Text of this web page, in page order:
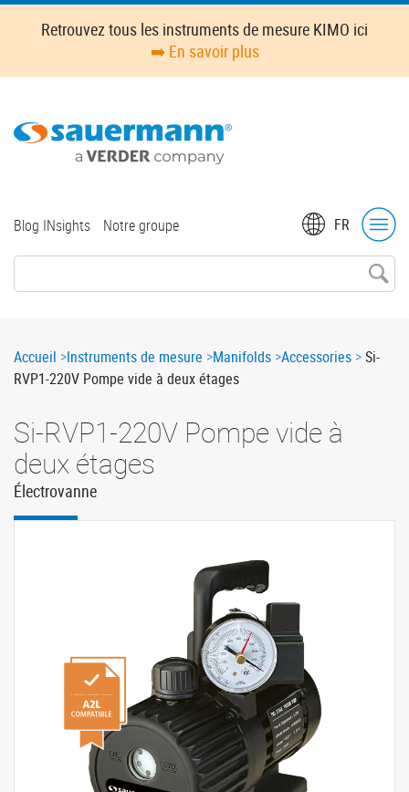
Skip
content
Retrouvez tous les instruments de mesure KIMO ici
➡️ En savoir plus
FR
Top
Blog INsights Notre groupe
Breadcrumb
Accueil Instruments de mesure Manifolds Accessories
Si-
RVP1-220V Pompe vide à deux étages
Si-RVP1-220V Pompe vide à
deux étages
Électrovanne